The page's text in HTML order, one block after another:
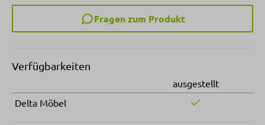
Fragen zum Produkt
Verfügbarkeiten
ausgestellt
Delta Möbel